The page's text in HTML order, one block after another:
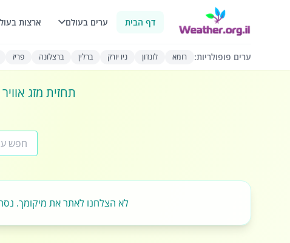
דף הבית ערים בעולם ארצות
ערים פופולריות: רומא לונדון ניו יורק ברלין ברצלונה פריז
תחזית מזג
לא הצלחנו לאתר את מיקומך.